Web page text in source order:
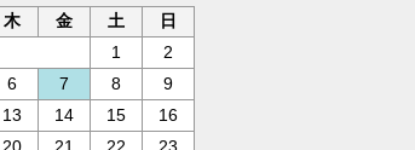
木 金 土 日
1
2
6 7 8
9
13 14 15
16